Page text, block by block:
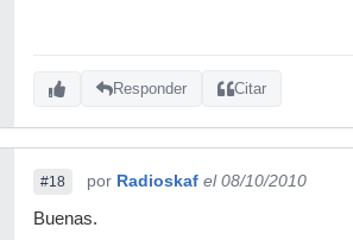
Responder Citar
#18 por Radioskaf el 08/10/2010
Buenas.